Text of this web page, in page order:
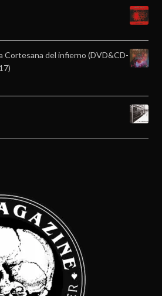
Cortesana del infierno (DVD&CD-